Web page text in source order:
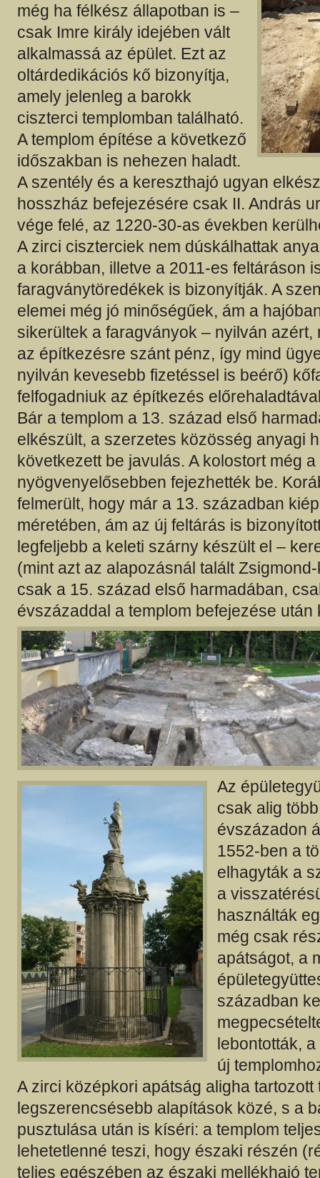
még ha félkész állapotban is –
csak Imre király idejében vált
alkalmassá az épület. Ezt az
oltárdedikációs kő bizonyítja,
amely jelenleg a barokk
ciszterci templomban található.
A templom építése a következő
időszakban is nehezen haladt.
A szentély és a kereszthajó ugyan
hosszház befejezésére csak II. András
vége felé, az 1220-30-as években
A zirci ciszterciek nem dúskálhattak
a korábban, illetve a 2011-es feltáráson
faragványtöredékek is bizonyítják. A
elemei még jó minőségűek, ám a
sikerültek a faragványok – nyilván azért,
az építkezésre szánt pénz, így mind
nyilván kevesebb fizetéssel is beérő)
felfogadniuk az építkezés
Bár a templom a 13. század első
elkészült, a szerzetes közösség anyagi
következett be javulás. A kolostort még
nyögvenyelősebben fejezhették be.
felmerült, hogy már a 13. században
méretében, ám az új feltárás is
legfeljebb a keleti szárny készült el –
(mint azt az alapozásnál talált
csak a 15. század első harmadában,
évszázaddal a templom befejezése után
Az
csak alig
évszázadon
1552-ben a
elhagyták a
a
használták
még csak
apátságot, a
században
lebontották,
új
A zirci középkori apátság aligha tartozott
legszerencsésebb alapítások közé, s a
pusztulása után is kíséri: a templom
lehetetlenné teszi, hogy északi részén
teljes egészében az északi mellékhajó